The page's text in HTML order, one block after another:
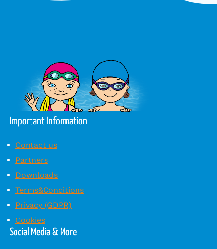
Important Information
Contact us
Partners
Downloads
Terms&Conditions
Privacy (GDPR)
Cookies
Social Media & More